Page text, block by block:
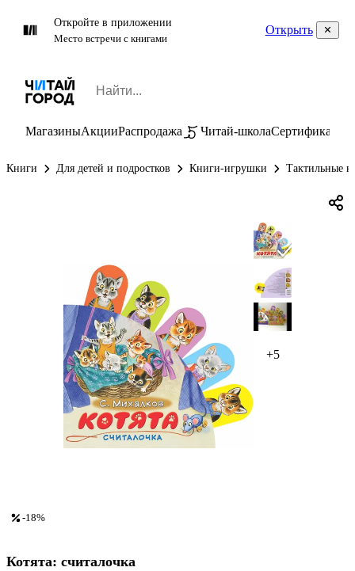
Откройте в приложении
Место встречи с книгами
Открыть
МагазиныАкцииРаспродажа Читай-школаСертификаты
Книги Для детей и подростков Книги-игрушки Тактильные
+5
-18%
Котята: считалочка